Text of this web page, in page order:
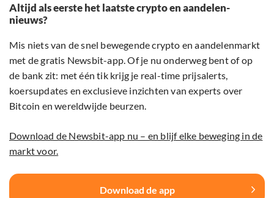
Altijd als eerste het laatste crypto en aandelen-
nieuws?
Mis niets van de snel bewegende crypto en aandelenmarkt
met de gratis Newsbit-app. Of je nu onderweg bent of op
de bank zit: met één tik krijg je real-time prijsalerts,
koersupdates en exclusieve inzichten van experts over
Bitcoin en wereldwijde beurzen.
Download de Newsbit-app nu – en blijf elke beweging in de
markt voor.
Download de app